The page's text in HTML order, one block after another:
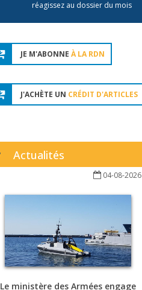
réagissez au dossier du mois
JE M'ABONNE À LA RDN
J'ACHÈTE UN CRÉDIT D'ARTICLES
Actualités
04-08-2026
Le ministère des Armées engage